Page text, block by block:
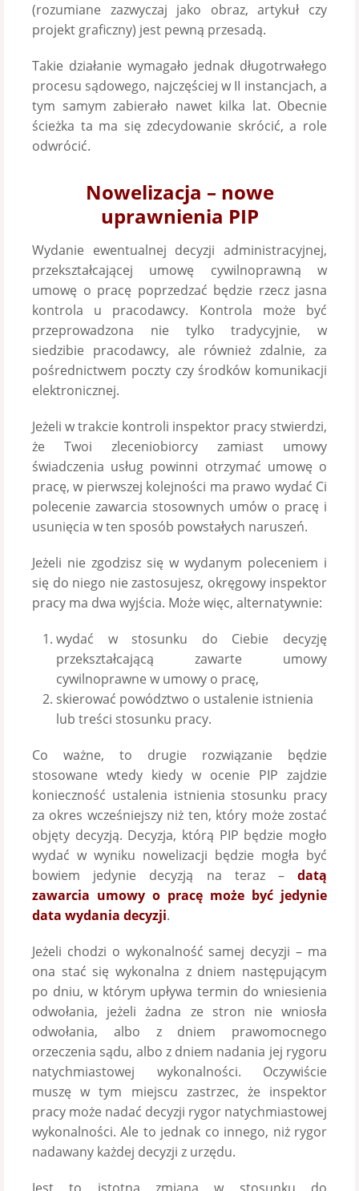
(rozumiane zazwyczaj jako obraz, artykuł czy
projekt graficzny) jest pewną przesadą.
Takie działanie wymagało jednak długotrwałego
procesu sądowego, najczęściej w II instancjach, a
tym samym zabierało nawet kilka lat. Obecnie
ścieżka ta ma się zdecydowanie skrócić, a role
odwrócić.
Nowelizacja – nowe
uprawnienia PIP
Wydanie ewentualnej decyzji administracyjnej,
przekształcającej umowę cywilnoprawną w
umowę o pracę poprzedzać będzie rzecz jasna
kontrola u pracodawcy. Kontrola może być
przeprowadzona nie tylko tradycyjnie, w
siedzibie pracodawcy, ale również zdalnie, za
pośrednictwem poczty czy środków komunikacji
elektronicznej.
Jeżeli w trakcie kontroli inspektor pracy stwierdzi,
że Twoi zleceniobiorcy zamiast umowy
świadczenia usług powinni otrzymać umowę o
pracę, w pierwszej kolejności ma prawo wydać Ci
polecenie zawarcia stosownych umów o pracę i
usunięcia w ten sposób powstałych naruszeń.
Jeżeli nie zgodzisz się w wydanym poleceniem i
się do niego nie zastosujesz, okręgowy inspektor
pracy ma dwa wyjścia. Może więc, alternatywnie:
wydać w stosunku do Ciebie decyzję
przekształcającą zawarte umowy
cywilnoprawne w umowy o pracę,
skierować powództwo o ustalenie istnienia
lub treści stosunku pracy.
Co ważne, to drugie rozwiązanie będzie
stosowane wtedy kiedy w ocenie PIP zajdzie
konieczność ustalenia istnienia stosunku pracy
za okres wcześniejszy niż ten, który może zostać
objęty decyzją. Decyzja, którą PIP będzie mogło
wydać w wyniku nowelizacji będzie mogła być
bowiem jedynie decyzją na teraz – datą
zawarcia umowy o pracę może być jedynie
data wydania decyzji.
Jeżeli chodzi o wykonalność samej decyzji – ma
ona stać się wykonalna z dniem następującym
po dniu, w którym upływa termin do wniesienia
odwołania, jeżeli żadna ze stron nie wniosła
odwołania, albo z dniem prawomocnego
orzeczenia sądu, albo z dniem nadania jej rygoru
natychmiastowej wykonalności. Oczywiście
muszę w tym miejscu zastrzec, że inspektor
pracy może nadać decyzji rygor natychmiastowej
wykonalności. Ale to jednak co innego, niż rygor
nadawany każdej decyzji z urzędu.